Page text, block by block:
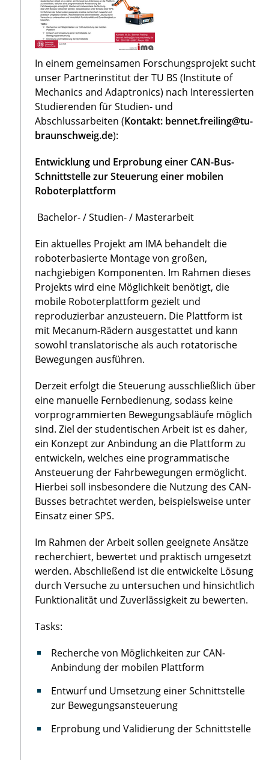
In einem gemeinsamen Forschungsprojekt sucht
unser Partnerinstitut der TU BS (Institute of
Mechanics and Adaptronics) nach Interessierten
Studierenden für Studien- und
Abschlussarbeiten (Kontakt: bennet.freiling@tu-
braunschweig.de):
Entwicklung und Erprobung einer CAN-Bus-
Schnittstelle zur Steuerung einer mobilen
Roboterplattform
Bachelor- / Studien- / Masterarbeit
Ein aktuelles Projekt am IMA behandelt die
roboterbasierte Montage von großen,
nachgiebigen Komponenten. Im Rahmen dieses
Projekts wird eine Möglichkeit benötigt, die
mobile Roboterplattform gezielt und
reproduzierbar anzusteuern. Die Plattform ist
mit Mecanum-Rädern ausgestattet und kann
sowohl translatorische als auch rotatorische
Bewegungen ausführen.
Derzeit erfolgt die Steuerung ausschließlich über
eine manuelle Fernbedienung, sodass keine
vorprogrammierten Bewegungsabläufe möglich
sind. Ziel der studentischen Arbeit ist es daher,
ein Konzept zur Anbindung an die Plattform zu
entwickeln, welches eine programmatische
Ansteuerung der Fahrbewegungen ermöglicht.
Hierbei soll insbesondere die Nutzung des CAN-
Busses betrachtet werden, beispielsweise unter
Einsatz einer SPS.
Im Rahmen der Arbeit sollen geeignete Ansätze
recherchiert, bewertet und praktisch umgesetzt
werden. Abschließend ist die entwickelte Lösung
durch Versuche zu untersuchen und hinsichtlich
Funktionalität und Zuverlässigkeit zu bewerten.
Tasks:
Recherche von Möglichkeiten zur CAN-
Anbindung der mobilen Plattform
Entwurf und Umsetzung einer Schnittstelle
zur Bewegungsansteuerung
Erprobung und Validierung der Schnittstelle